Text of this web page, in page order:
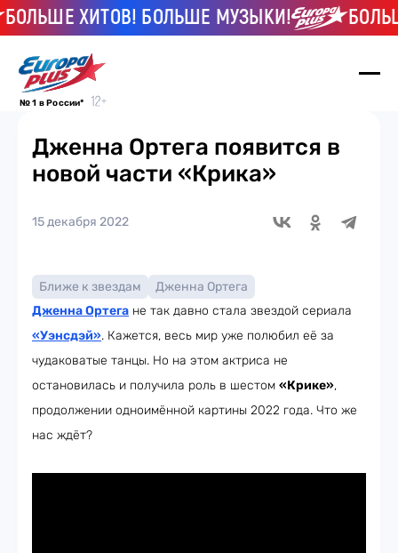
ХИТОВ! БОЛЬШЕ МУЗЫКИ!
№ 1 в России*
Дженна Ортега появится в
новой части «Крика»
15 декабря 2022
Ближе к звездам
Дженна Ортега
Дженна Ортега не так давно стала звездой сериала
«Уэнсдэй». Кажется, весь мир уже полюбил её за
чудаковатые танцы. Но на этом актриса не
остановилась и получила роль в шестом «Крике»,
продолжении одноимённой картины 2022 года. Что же
нас ждёт?